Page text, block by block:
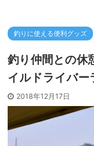
釣りに使える便利グッズ
釣り仲間との休
イルドライバー
2018年12月17日